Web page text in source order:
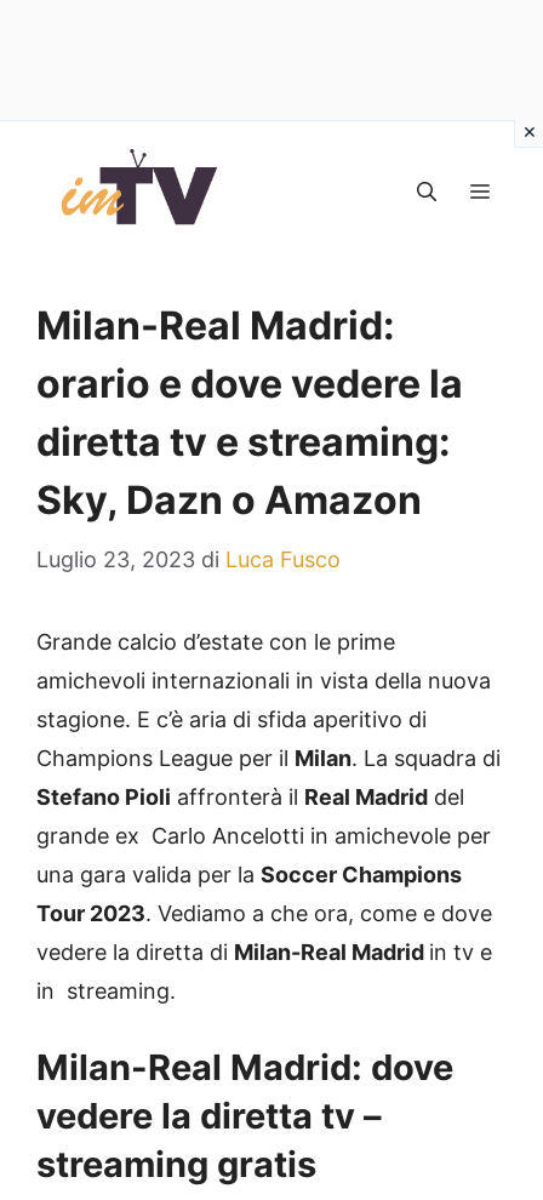
contenuto
Milan-Real Madrid:
orario e dove vedere la
diretta tv e streaming:
Sky, Dazn o Amazon
Luglio 23, 2023 di Luca Fusco
Grande calcio d’estate con le prime
amichevoli internazionali in vista della nuova
stagione. E c’è aria di sfida aperitivo di
Champions League per il Milan. La squadra di
Stefano Pioli affronterà il Real Madrid del
grande ex Carlo Ancelotti in amichevole per
una gara valida per la Soccer Champions
Tour 2023. Vediamo a che ora, come e dove
vedere la diretta di Milan-Real Madrid in tv e
in streaming.
Milan-Real Madrid: dove
vedere la diretta tv –
streaming gratis